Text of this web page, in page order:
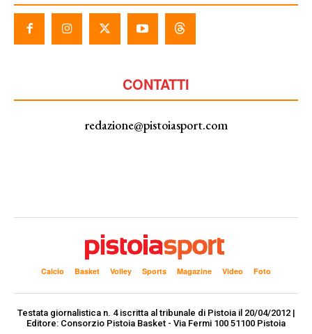
CONTATTI
redazione@pistoiasport.com
Calcio Basket Volley Sports Magazine Video Foto
Testata giornalistica n. 4 iscritta al tribunale di Pistoia il 20/04/2012 |
Editore: Consorzio Pistoia Basket - Via Fermi 100 51100 Pistoia